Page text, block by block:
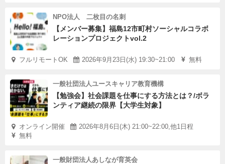
NPO法人 二枚目の名刺
【メンバー募集】福島12市町村ソーシャルコラボ
レーションプロジェクトvol.2
フルリモートOK 2026年9月23日(水) 19:30~21:00 無料
一般社団法人ユースキャリア教育機構
【勉強会】社会課題を仕事にする方法とは？/ボラ
ンティア継続の限界【大学生対象】
オンライン開催
2026年8月6日(木) 21:00~22:00,他1日程
無料
一般財団法人あしなが育英会